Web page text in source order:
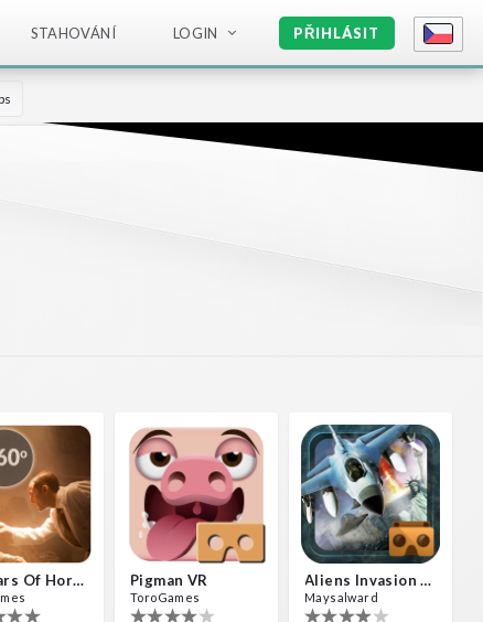
STAHOVÁNÍ LOGIN PŘIHLÁSIT
10 Years Of Horror Nights Pigman VR
ToroGames
Aliens Invasion VR
Maysalward